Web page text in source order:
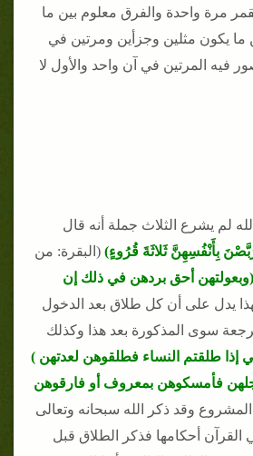
مرة واحدة والفرق معلوم بين ما
ما يكون مثلين وجزأين ومرتين في
فيه المرتين في آن واحد والأول لا
لم يشرع الثلاث جملة أنه قال
بِأَنْفُسِهِنَّ ثَلاثَةَ قُرُوءٍ) (البقرة: من
(وبعولتهن أحق بردهن في ذلك إن
فهذا يدل على أن كل طلاق بعد الدخول
سوى المذكورة بعد هذا وكذلك
إذا طلقتم النساء فطلقوهن لعدتهن )
فأمسكوهن بمعروف أو فارقوهن
وقد ذكر الله سبحانه وتعالى
القرآن أحكامها فذكر الطلاق قبل